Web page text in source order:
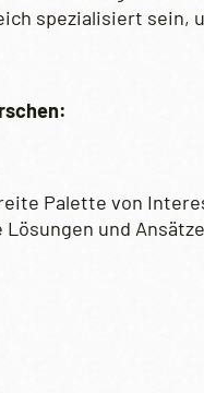
spezialisiert sein,
Palette von
und